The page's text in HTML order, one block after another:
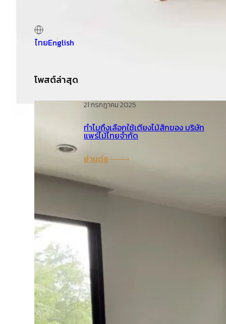
English
ไทย
โพสต์ล่าสุด
21 กรกฎาคม 2025
ทำไมถึงเลือกใช้เตียงไม้สักของ บริษัท
แพร่ไม้ไทยจำกัด
อ่านต่อ